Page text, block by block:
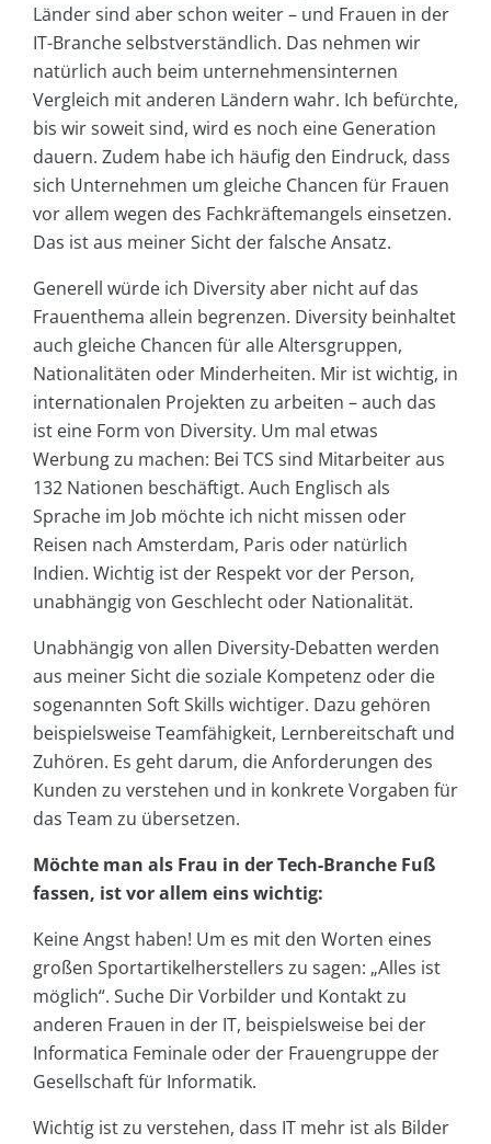
Länder sind aber schon weiter – und Frauen in der
IT-Branche selbstverständlich. Das nehmen wir
natürlich auch beim unternehmensinternen
Vergleich mit anderen Ländern wahr. Ich befürchte,
bis wir soweit sind, wird es noch eine Generation
dauern. Zudem habe ich häufig den Eindruck, dass
sich Unternehmen um gleiche Chancen für Frauen
vor allem wegen des Fachkräftemangels einsetzen.
Das ist aus meiner Sicht der falsche Ansatz.
Generell würde ich Diversity aber nicht auf das
Frauenthema allein begrenzen. Diversity beinhaltet
auch gleiche Chancen für alle Altersgruppen,
Nationalitäten oder Minderheiten. Mir ist wichtig, in
internationalen Projekten zu arbeiten – auch das
ist eine Form von Diversity. Um mal etwas
Werbung zu machen: Bei TCS sind Mitarbeiter aus
132 Nationen beschäftigt. Auch Englisch als
Sprache im Job möchte ich nicht missen oder
Reisen nach Amsterdam, Paris oder natürlich
Indien. Wichtig ist der Respekt vor der Person,
unabhängig von Geschlecht oder Nationalität.
Unabhängig von allen Diversity-Debatten werden
aus meiner Sicht die soziale Kompetenz oder die
sogenannten Soft Skills wichtiger. Dazu gehören
beispielsweise Teamfähigkeit, Lernbereitschaft und
Zuhören. Es geht darum, die Anforderungen des
Kunden zu verstehen und in konkrete Vorgaben für
das Team zu übersetzen.
Möchte man als Frau in der Tech-Branche Fuß
fassen, ist vor allem eins wichtig:
Keine Angst haben! Um es mit den Worten eines
großen Sportartikelherstellers zu sagen: „Alles ist
möglich“. Suche Dir Vorbilder und Kontakt zu
anderen Frauen in der IT, beispielsweise bei der
Informatica Feminale oder der Frauengruppe der
Gesellschaft für Informatik.
Wichtig ist zu verstehen, dass IT mehr ist als Bilder